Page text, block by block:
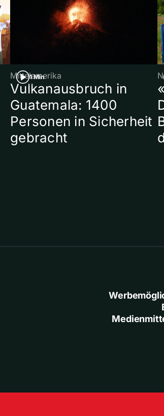
1 Min
Mittelamerika
Vulkanausbruch in
Guatemala: 1400
Personen in Sicherheit
gebracht